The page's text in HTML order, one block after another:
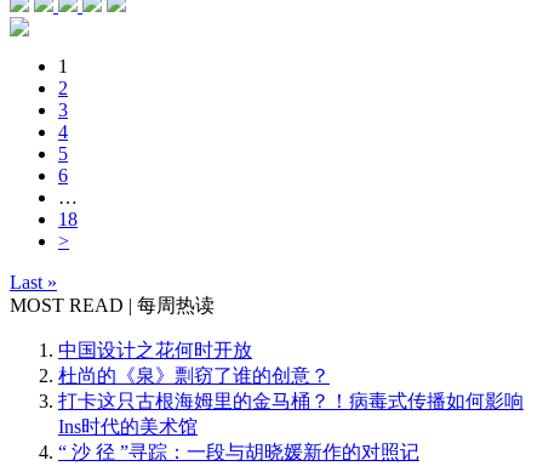
1
2
3
4
5
6
…
18
>
Last »
MOST READ | 每周热读
中国设计之花何时开放
杜尚的《泉》剽窃了谁的创意？
打卡这只古根海姆里的金马桶？！病毒式传播如何影响
Ins时代的美术馆
“ 沙 径 ”寻踪：一段与胡晓媛新作的对照记